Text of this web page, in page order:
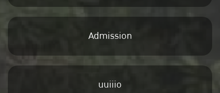
Admission
uuiiio